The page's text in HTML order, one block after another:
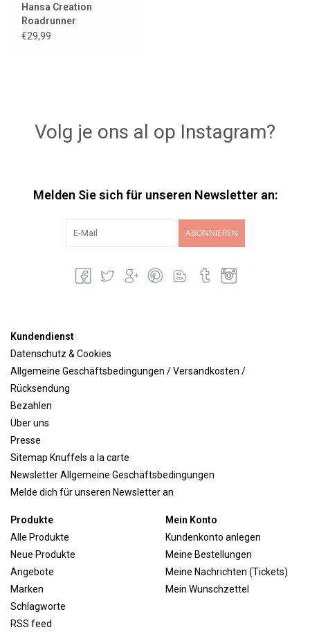
Hansa Creation
Roadrunner
€29,99
Volg je ons al op Instagram?
Melden Sie sich für unseren Newsletter an:
ABONNIEREN
Kundendienst
Datenschutz & Cookies
Allgemeine Geschäftsbedingungen / Versandkosten /
Rücksendung
Bezahlen
Über uns
Presse
Sitemap Knuffels a la carte
Newsletter Allgemeine Geschäftsbedingungen
Melde dich für unseren Newsletter an
Produkte
Alle Produkte
Neue Produkte
Angebote
Marken
Schlagworte
RSS feed
Mein Konto
Kundenkonto anlegen
Meine Bestellungen
Meine Nachrichten (Tickets)
Mein Wunschzettel